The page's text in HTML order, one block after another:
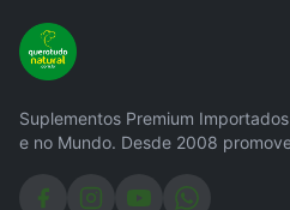
Suplementos Premium
e no Mundo. Desde 2008